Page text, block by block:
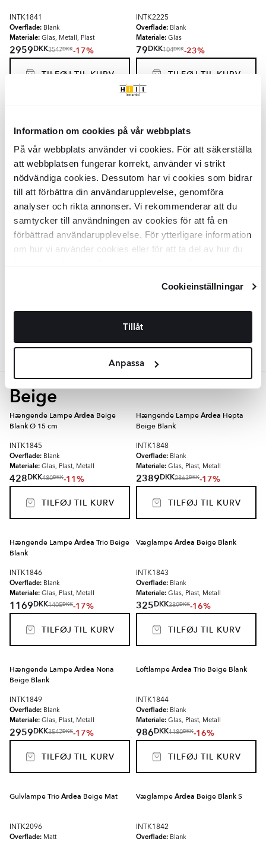
Information om cookies på vår webbplats
På vår webbplats använder vi cookies. För att säkerställa
att webbplatsen fungerar korrekt, använder vi strikt
nödvändiga cookies. Dessutom har vi cookies som bidrar
till att förbättra din användarupplevelse, genomföra
analyser och rikta annonser. Vi rekommenderar att du
samtycker till användningen av cookies för att få en
förbättrad användarupplevelse. För ytterligare information
om hur vi använder cookies eller för att ta del av hur du
Cookieinställningar
Tillåt
Anpassa
INTK1841
Overflade: Blank
Materiale: Glas, Metall, Plast
2959DKK3547DKK-17%
TILFØJ TIL KURV
INTK2225
Overflade: Blank
Materiale: Glas
79DKK104DKK-23%
TILFØJ TIL KURV
INTK2099
Overflade:
Materiale:Målat stål, Plast, Tråd, Glas
939DKK1204DKK-22%
TILFØJ TIL KURV
30x35 cm
INTK2097
Overflade:
Materiale:Målat stål, Plast, Tråd, Glas
1227DKK1573DKK-22%
TILFØJ TIL KURV
GulvlampeArdea Trio Brun Blank
Beige
Hængende LampeArdea Beige
Blank Ø 15 cm
INTK1845
Overflade: Blank
Materiale: Glas, Plast, Metall
428DKK480DKK-11%
TILFØJ TIL KURV
Hængende LampeArdea Hepta
Beige Blank
INTK1848
Overflade: Blank
Materiale: Glas, Plast, Metall
2389DKK2863DKK-17%
TILFØJ TIL KURV
Hængende LampeArdea Trio Beige
Blank
INTK1846
Overflade: Blank
Materiale: Glas, Plast, Metall
1169DKK1405DKK-17%
TILFØJ TIL KURV
VæglampeArdea Beige Blank
INTK1843
Overflade: Blank
Materiale: Glas, Plast, Metall
325DKK389DKK-16%
TILFØJ TIL KURV
Hængende LampeArdea Nona
Beige Blank
INTK1849
Overflade: Blank
Materiale: Glas, Plast, Metall
2959DKK3547DKK-17%
TILFØJ TIL KURV
LoftlampeArdea Trio Beige Blank
INTK1844
Overflade: Blank
Materiale: Glas, Plast, Metall
986DKK1180DKK-16%
TILFØJ TIL KURV
Gulvlampe TrioArdea Beige Mat
INTK2096
Overflade: Matt
VæglampeArdea Beige Blank S
INTK1842
Overflade: Blank